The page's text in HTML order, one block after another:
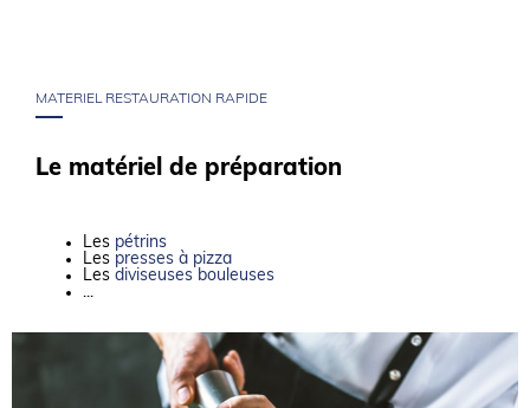
MATERIEL RESTAURATION RAPIDE
Le matériel de préparation
Les pétrins
Les presses à pizza
Les diviseuses bouleuses
...